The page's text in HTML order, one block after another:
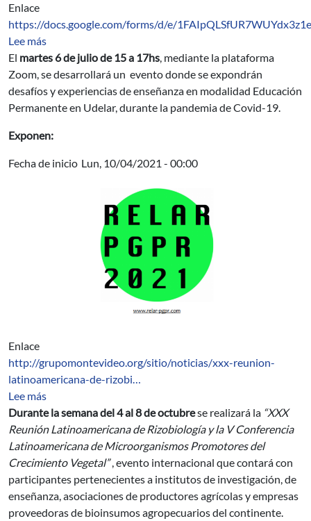
Enlace
https://docs.google.com/forms/d/e/
Lee mássobre Workshop: Experiencias de enseñanza en
El martes 6 de julio de 15 a 17hs, mediante la plataforma
Zoom, se desarrollará un evento donde se expondrán
desafíos y experiencias de enseñanza en modalidad Educación
Permanente en Udelar, durante la pandemia de Covid-19.
Exponen:
Fecha de inicio Lun, 10/04/2021 - 00:00
Enlace
http://grupomontevideo.org/sitio/noticias/xxx-reunion-
latinoamericana-de-rizobi…
Lee más
Durante la semana del 4 al 8 de octubrese realizará la “XXX
Reunión Latinoamericana de Rizobiología y la V Conferencia
Latinoamericana de Microorganismos Promotores del
Crecimiento Vegetal” , evento internacional que contará con
participantes pertenecientes a institutos de investigación, de
enseñanza, asociaciones de productores agrícolas y empresas
proveedoras de bioinsumos agropecuarios del continente.